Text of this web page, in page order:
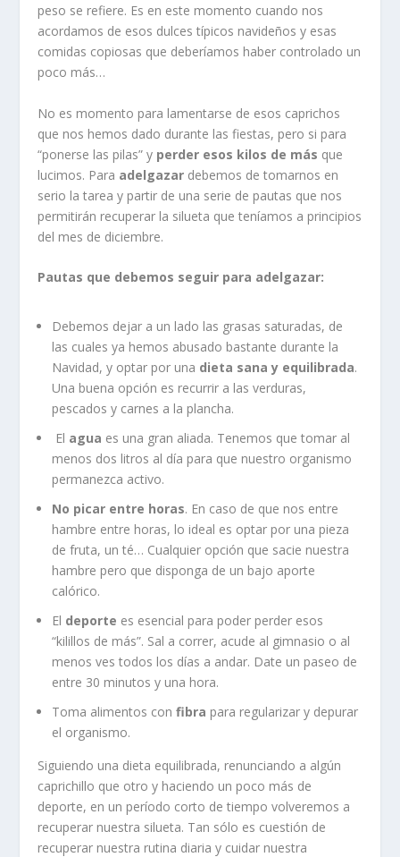
peso se refiere. Es en este momento cuando nos
acordamos de esos dulces típicos navideños y esas
comidas copiosas que deberíamos haber controlado un
poco más…
No es momento para lamentarse de esos caprichos
que nos hemos dado durante las fiestas, pero si para
“ponerse las pilas” y perder esos kilos de más que
lucimos. Para adelgazar debemos de tomarnos en
serio la tarea y partir de una serie de pautas que nos
permitirán recuperar la silueta que teníamos a principios
del mes de diciembre.
Pautas que debemos seguir para adelgazar:
Debemos dejar a un lado las grasas saturadas, de
las cuales ya hemos abusado bastante durante la
Navidad, y optar por una dieta sana y equilibrada.
Una buena opción es recurrir a las verduras,
pescados y carnes a la plancha.
El agua es una gran aliada. Tenemos que tomar al
menos dos litros al día para que nuestro organismo
permanezca activo.
No picar entre horas. En caso de que nos entre
hambre entre horas, lo ideal es optar por una pieza
de fruta, un té… Cualquier opción que sacie nuestra
hambre pero que disponga de un bajo aporte
calórico.
El deporte es esencial para poder perder esos
“kilillos de más”. Sal a correr, acude al gimnasio o al
menos ves todos los días a andar. Date un paseo de
entre 30 minutos y una hora.
Toma alimentos confibra para regularizar y depurar
el organismo.
Siguiendo una dieta equilibrada, renunciando a algún
caprichillo que otro y haciendo un poco más de
deporte, en un período corto de tiempo volveremos a
recuperar nuestra silueta. Tan sólo es cuestión de
recuperar nuestra rutina diaria y cuidar nuestra